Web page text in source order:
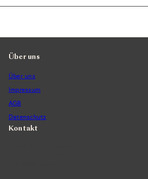
Über uns
Über uns
Impressum
AGB
Datenschutz
Kontakt